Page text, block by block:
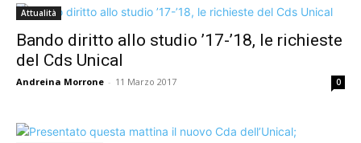
Attualità
Bando diritto allo studio ’17-’18, le richieste
del Cds Unical
Andreina Morrone - 11 Marzo 2017 0